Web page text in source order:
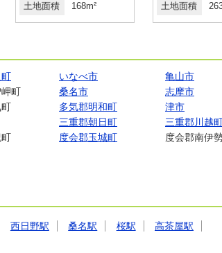
土地面積 168m² 土地面積
いなべ市
亀山市
町 桑名市
志摩市
多気郡明和町
津市
三重郡朝日町
三重郡川越
度会郡玉城町
度会郡南伊
西日野駅 桑名駅 桜駅
高茶屋駅